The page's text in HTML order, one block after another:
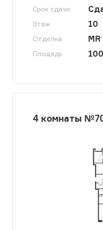
Срок сдачи
Этаж 10
Отделка MR
Площадь 100
4 комнаты №